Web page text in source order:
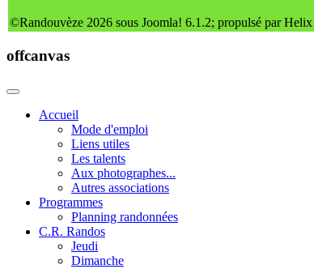
©Randouvèze 2026 sous Joomla! 6.1.2; propulsé par
offcanvas
Accueil
Mode d'emploi
Liens utiles
Les talents
Aux photographes...
Autres associations
Programmes
Planning randonnées
C.R. Randos
Jeudi
Dimanche